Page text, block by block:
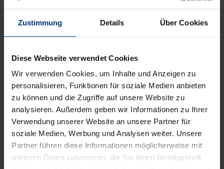
Zustimmung Details Über Cookies
Diese Webseite verwendet Cookies
Wir verwenden Cookies, um Inhalte und Anzeigen zu
personalisieren, Funktionen für soziale Medien anbieten
zu können und die Zugriffe auf unsere Website zu
analysieren. Außerdem geben wir Informationen zu Ihrer
Verwendung unserer Website an unsere Partner für
soziale Medien, Werbung und Analysen weiter. Unsere
Partner führen diese Informationen möglicherweise mit
weiteren Daten zusammen, die Sie ihnen bereitgestellt
Beschreibung
Lehrerinnen und Lehrer sind in ihrem beruflichen
behaupten zumindest die Medien. In der
vorliegenden Arbeit wird an etwa 1000 Lehrern
untersucht, wie die Betroffenen ihre Situation
wahrnehmen und zu welchen Folgen die
Belastungen führen können. In einer von drei
Studien wird erforscht, wie sich vorzeitige
Pensionierung – ein zunehmendes Phänomen des
Lehrerberufs, mit negativen Folgen für Individuen